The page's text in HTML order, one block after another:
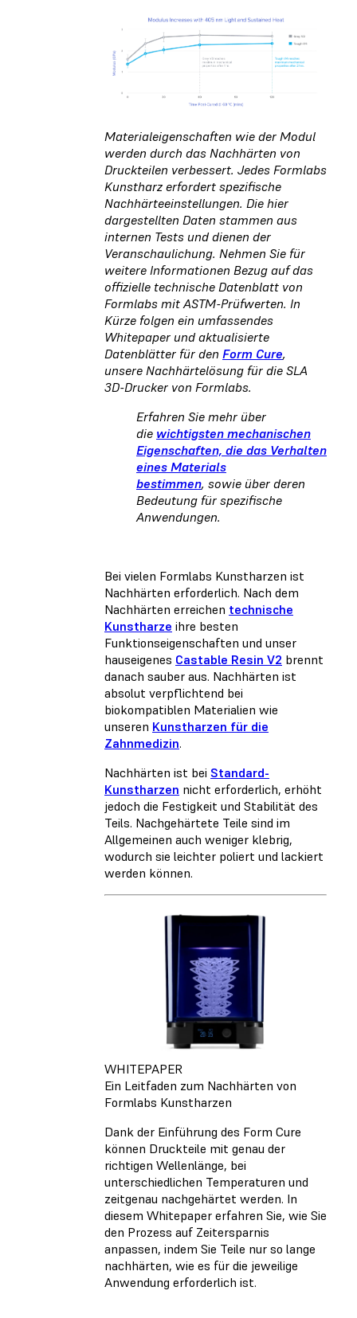
Materialeigenschaften wie der Modul
werden durch das Nachhärten von
Druckteilen verbessert. Jedes Formlabs
Kunstharz erfordert spezifische
Nachhärteeinstellungen. Die hier
dargestellten Daten stammen aus
internen Tests und dienen der
Veranschaulichung. Nehmen Sie für
weitere Informationen Bezug auf das
offizielle technische Datenblatt von
Formlabs mit ASTM-Prüfwerten. In
Kürze folgen ein umfassendes
Whitepaper und aktualisierte
Datenblätter für den Form Cure,
unsere Nachhärtelösung für die SLA
3D-Drucker von Formlabs.
Erfahren Sie mehr über
die wichtigsten mechanischen
Eigenschaften, die das Verhalten
eines Materials
bestimmen, sowie über deren
Bedeutung für spezifische
Anwendungen.
Bei vielen Formlabs Kunstharzen ist
Nachhärten erforderlich. Nach dem
Nachhärten erreichen technische
Kunstharze ihre besten
Funktionseigenschaften und unser
hauseigenes Castable Resin V2 brennt
danach sauber aus. Nachhärten ist
absolut verpflichtend bei
biokompatiblen Materialien wie
unseren Kunstharzen für die
Zahnmedizin.
Nachhärten ist bei Standard-
Kunstharzen nicht erforderlich, erhöht
jedoch die Festigkeit und Stabilität des
Teils. Nachgehärtete Teile sind im
Allgemeinen auch weniger klebrig,
wodurch sie leichter poliert und lackiert
werden können.
WHITEPAPER
Ein Leitfaden zum Nachhärten von
Formlabs Kunstharzen
Dank der Einführung des Form Cure
können Druckteile mit genau der
richtigen Wellenlänge, bei
unterschiedlichen Temperaturen und
zeitgenau nachgehärtet werden. In
diesem Whitepaper erfahren Sie, wie Sie
den Prozess auf Zeitersparnis
anpassen, indem Sie Teile nur so lange
nachhärten, wie es für die jeweilige
Anwendung erforderlich ist.